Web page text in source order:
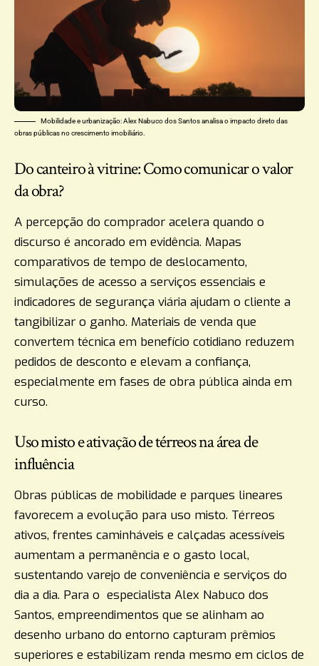
Mobilidade e urbanização: Alex Nabuco dos Santos analisa o impacto direto das
obras públicas no crescimento imobiliário.
Do canteiro à vitrine: Como comunicar o valor
da obra?
A percepção do comprador acelera quando o
discurso é ancorado em evidência. Mapas
comparativos de tempo de deslocamento,
simulações de acesso a serviços essenciais e
indicadores de segurança viária ajudam o cliente a
tangibilizar o ganho. Materiais de venda que
convertem técnica em benefício cotidiano reduzem
pedidos de desconto e elevam a confiança,
especialmente em fases de obra pública ainda em
curso.
Uso misto e ativação de térreos na área de
influência
Obras públicas de mobilidade e parques lineares
favorecem a evolução para uso misto. Térreos
ativos, frentes caminháveis e calçadas acessíveis
aumentam a permanência e o gasto local,
sustentando varejo de conveniência e serviços do
dia a dia. Para o especialista Alex Nabuco dos
Santos, empreendimentos que se alinham ao
desenho urbano do entorno capturam prêmios
superiores e estabilizam renda mesmo em ciclos de